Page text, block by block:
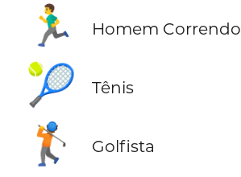
🏃‍♂️ Homem Correndo
🎾 Tênis
🏌️ Golfista